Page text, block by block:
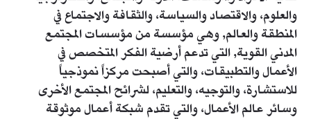
والعلوم، والاقتصاد والسياسة، والثقافة والاجتماع في
المنطقة والعالم, وهي مؤسسة من مؤسسات المجتمع
المدني القوية, التي تدعم أرضية الفكر المتخصص في
الأعمال والتطبيقات، والتي أصبحت مركزاً نموذجياً
للاستشارة، والتوجيه، والتعليم، لشرائح المجتمع الأخرى
وسائر عالم الأعمال، والتي تقدم شبكة أعمال موثوقة